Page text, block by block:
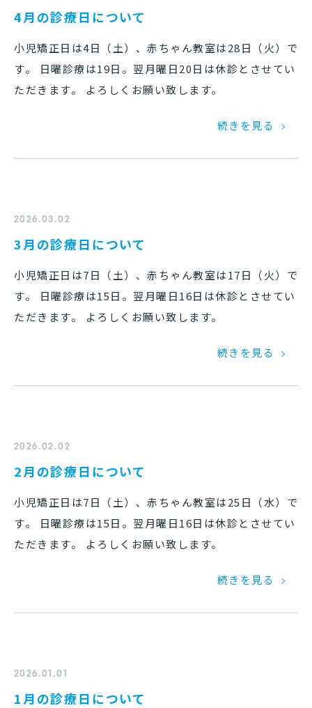
4月の診療日について
小児矯正日は4日（土）、赤ちゃん教室は28日（火）で
す。 日曜診療は19日。翌月曜日20日は休診とさせてい
ただきます。 よろしくお願い致します。
続きを見る
2026.03.02
3月の診療日について
小児矯正日は7日（土）、赤ちゃん教室は17日（火）で
す。 日曜診療は15日。翌月曜日16日は休診とさせてい
ただきます。 よろしくお願い致します。
続きを見る
2026.02.02
2月の診療日について
小児矯正日は7日（土）、赤ちゃん教室は25日（水）で
す。 日曜診療は15日。翌月曜日16日は休診とさせてい
ただきます。 よろしくお願い致します。
続きを見る
2026.01.01
1月の診療日について